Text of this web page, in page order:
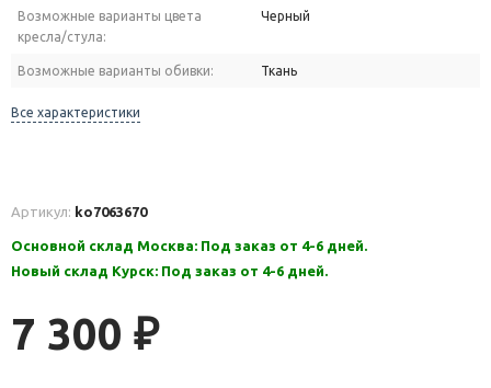
Возможные варианты цвета
кресла/стула:
Черный
Возможные варианты обивки: Ткань
Все характеристики
Артикул: ko7063670
Основной склад Москва: Под заказ от 4-6 дней.
Новый склад Курск: Под заказ от 4-6 дней.
7 300 ₽